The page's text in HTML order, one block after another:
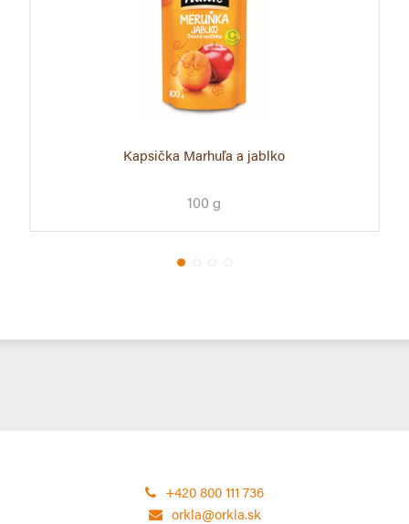
Kapsička Marhuľa a jablko
100 g
+420 800 111 736
orkla@orkla.sk